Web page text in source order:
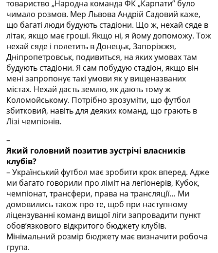
товариство „Народна команда ФК „Карпати” було
чимало розмов. Мер Львова Андрій Садовий каже,
що багаті люди будують стадіони. Що ж, нехай сяде в
літак, якщо має гроші. Якщо ні, я йому допоможу. Тож
нехай сяде і полетить в Донецьк, Запоріжжя,
Дніпропетровськ, подивиться, на яких умовах там
будують стадіони. Я сам побудую стадіон, якщо він
мені запропонує такі умови як у вищеназваних
містах. Нехай дасть землю, як дають тому ж
Коломойському. Потрібно зрозуміти, що футбол
збитковий, навіть для деяких команд, що грають в
Лізі чемпіонів.
–
Який головний позитив зустрічі власників
клубів?
– Український футбол має зробити крок вперед. Адже
ми багато говорили про ліміт на легіонерів, Кубок,
чемпіонат, трансфери, права на трансляції… Ми
домовились також про те, щоб при наступному
ліцензуванні команд вищої ліги запровадити пункт
обов’язкового відкритого бюджету клубів.
Мінімальний розмір бюджету має визначити робоча
група.